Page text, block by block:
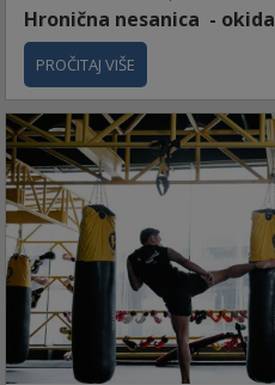
Hronična nesanica -
PROČITAJ VIŠE